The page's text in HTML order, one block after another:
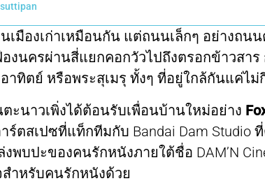
เมืองเก่าเหมือนกัน แต่ถนนเล็กๆ อย่างถน
งนครผ่านสี่แยกคอกวัวไปถึงตรอกข้าวสา
าทิตย์ หรือพระสุเมรุ ทั้งๆ ที่อยู่ใกล้กันแค่ไม่
ะนาวเพิ่งได้ต้อนรับเพื่อนบ้านใหม่อย่าง
าร์ตสเปซที่แท็กทีมกับ Bandai Dam Studio
งพบปะของคนรักหนังภายใต้ชื่อ DAM’N
ำหรับคนรักหนังด้วย